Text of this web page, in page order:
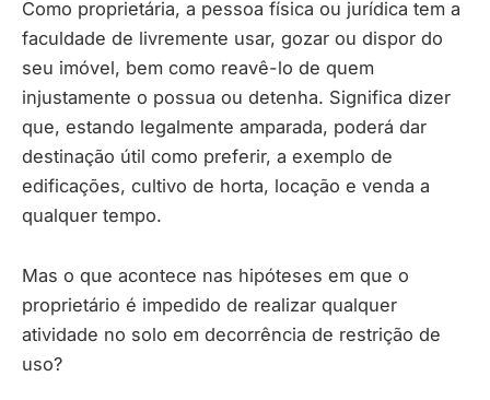
Como proprietária, a pessoa física ou jurídica tem a
faculdade de livremente usar, gozar ou dispor do
seu imóvel, bem como reavê-lo de quem
injustamente o possua ou detenha. Significa dizer
que, estando legalmente amparada, poderá dar
destinação útil como preferir, a exemplo de
edificações, cultivo de horta, locação e venda a
qualquer tempo.
Mas o que acontece nas hipóteses em que o
proprietário é impedido de realizar qualquer
atividade no solo em decorrência de restrição de
uso?